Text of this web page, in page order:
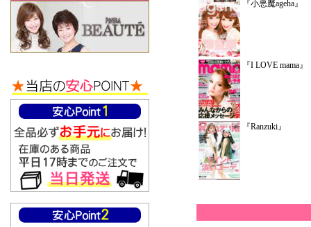
『小悪魔ageha』
『I LOVE mama』
『Ranzuki』